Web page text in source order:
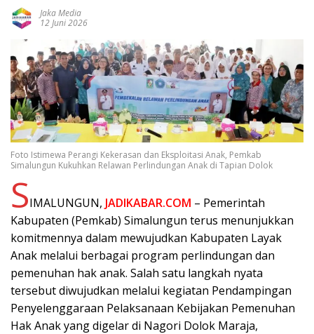
Jaka Media
12 Juni 2026
Foto Istimewa Perangi Kekerasan dan Eksploitasi Anak, Pemkab
Simalungun Kukuhkan Relawan Perlindungan Anak di Tapian Dolok
SIMALUNGUN, JADIKABAR.COM – Pemerintah
Kabupaten (Pemkab) Simalungun terus menunjukkan
komitmennya dalam mewujudkan Kabupaten Layak
Anak melalui berbagai program perlindungan dan
pemenuhan hak anak. Salah satu langkah nyata
tersebut diwujudkan melalui kegiatan Pendampingan
Penyelenggaraan Pelaksanaan Kebijakan Pemenuhan
Hak Anak yang digelar di Nagori Dolok Maraja,